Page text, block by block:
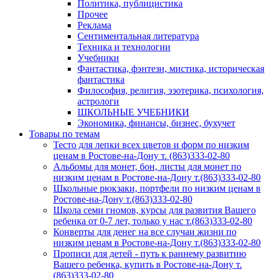
Политика, публицистика
Прочее
Реклама
Сентиментальная литература
Техника и технологии
Учебники
Фантастика, фэнтези, мистика, историческая
фантастика
Философия, религия, эзотерика, психология,
астрологи
ШКОЛЬНЫЕ УЧЕБНИКИ
Экономика, финансы, бизнес, бухучет
Товары по темам
Тесто для лепки всех цветов и форм по низким
ценам в Ростове-на-Дону т. (863)333-02-80
Альбомы для монет, бон, листы для монет по
низким ценам в Ростове-на-Дону т.(863)333-02-80
Школьные рюкзаки, портфели по низким ценам в
Ростове-на-Дону т.(863)333-02-80
Школа семи гномов, курсы для развития Вашего
ребенка от 0-7 лет, только у нас т.(863)333-02-80
Конверты для денег на все случаи жизни по
низким ценам в Ростове-на-Дону т.(863)333-02-80
Прописи для детей - путь к раннему развитию
Вашего ребенка, купить в Ростове-на-Дону т.
(863)333-02-80